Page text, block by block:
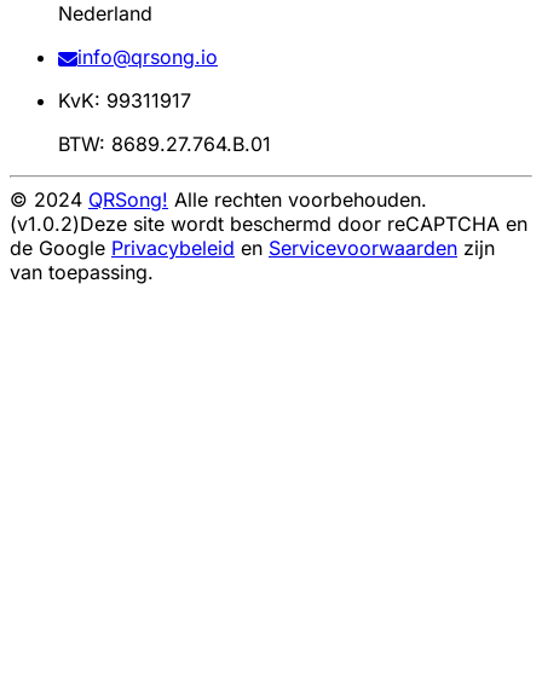
Nederland
info@qrsong.io
KvK: 99311917
BTW: 8689.27.764.B.01
© 2024 QRSong! Alle rechten voorbehouden.
(v1.0.2)Deze site wordt beschermd door reCAPTCHA en
de Google Privacybeleid en Servicevoorwaarden zijn
van toepassing.